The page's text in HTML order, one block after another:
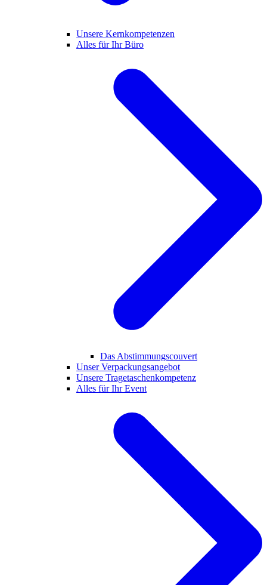
Unsere Kernkompetenzen
Alles für Ihr Büro
Das Abstimmungscouvert
Unser Verpackungsangebot
Unsere Tragetaschenkompetenz
Alles für Ihr Event